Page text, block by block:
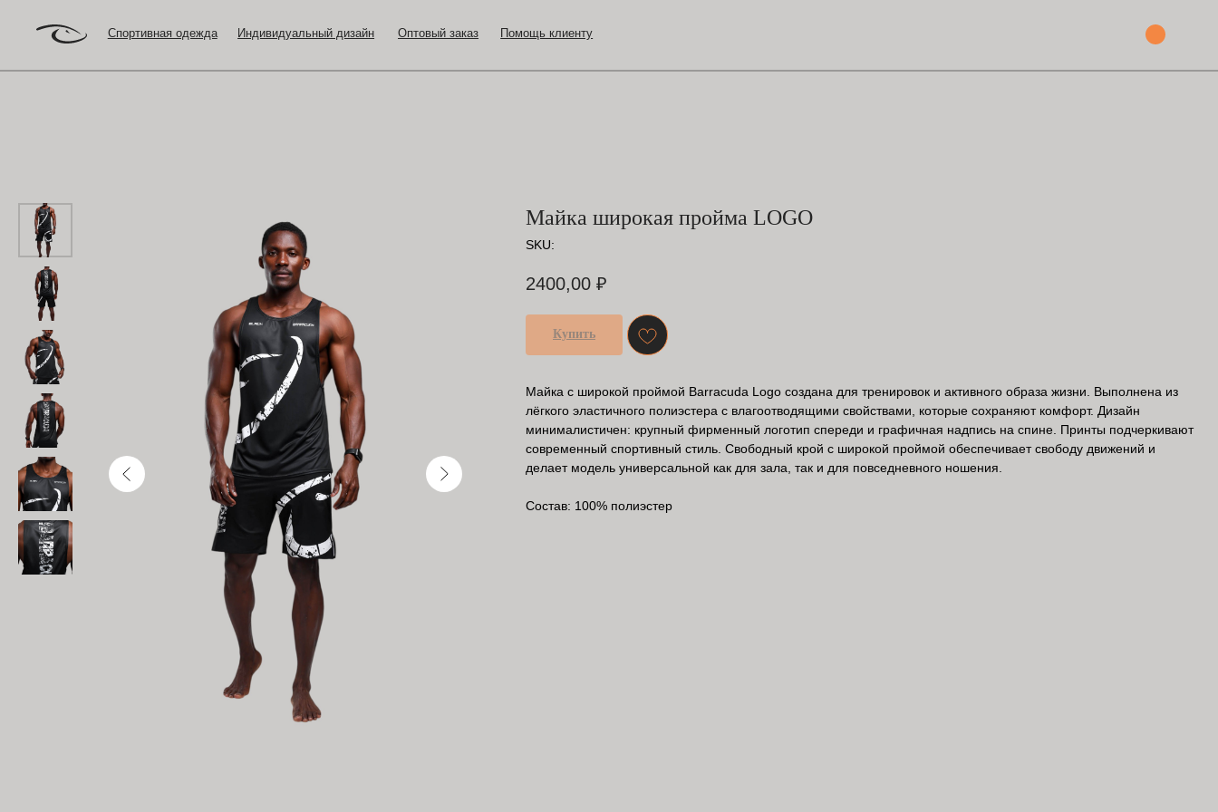
Спортивная одежда Индивидуальный дизайн Оптовый заказ Помощь клиенту
Майка широкая пройма LOGO
SKU:
2400,00 ₽
Купить
Майка с широкой проймой Barracuda Logo создана для тренировок и активного образа жизни. Выполнена из
лёгкого эластичного полиэстера с влагоотводящими свойствами, которые сохраняют комфорт. Дизайн
минималистичен: крупный фирменный логотип спереди и графичная надпись на спине. Принты подчеркивают
современный спортивный стиль. Свободный крой с широкой проймой обеспечивает свободу движений и
делает модель универсальной как для зала, так и для повседневного ношения.
Состав: 100% полиэстер